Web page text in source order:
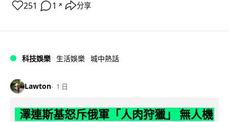
251 1 ↗ 分享
科技娛樂 生活娛樂 城中熱話
Lawton 1 日
澤連斯基怒斥俄軍「人肉狩獵」 無人機